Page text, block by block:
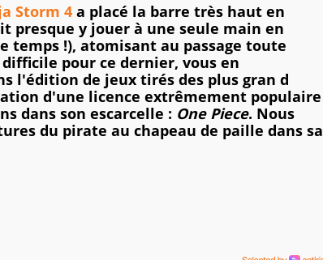
Storm 4 a placé la barre très haut en
presque y jouer à une seule main en
temps !), atomisant au passage toute
pour ce dernier, vous en
l'édition de jeux tirés des plus gran d
d'une licence extrêmement populaire
dans son escarcelle : One Piece. Nous
du pirate au chapeau de paille dans sa